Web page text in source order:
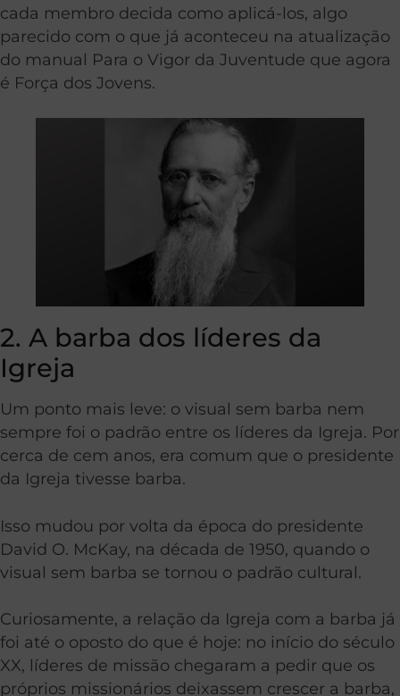
cada membro decida como aplicá-los, algo
parecido com o que já aconteceu na atualização
do manual Para o Vigor da Juventude que agora
é Força dos Jovens.
2. A barba dos líderes da
Igreja
Um ponto mais leve: o visual sem barba nem
sempre foi o padrão entre os líderes da Igreja. Por
cerca de cem anos, era comum que o presidente
da Igreja tivesse barba.
Isso mudou por volta da época do presidente
David O. McKay, na década de 1950, quando o
visual sem barba se tornou o padrão cultural.
Curiosamente, a relação da Igreja com a barba já
foi até o oposto do que é hoje: no início do século
XX, líderes de missão chegaram a pedir que os
próprios missionários deixassem crescer a barba,